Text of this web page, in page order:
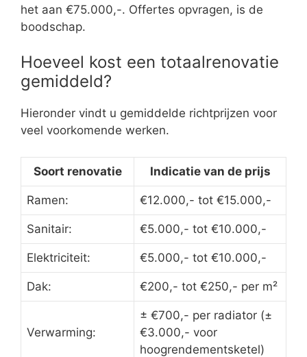
het aan €75.000,-. Offertes opvragen, is de
boodschap.
Hoeveel kost een totaalrenovatie
gemiddeld?
Hieronder vindt u gemiddelde richtprijzen voor
veel voorkomende werken.
Soort renovatie Indicatie van de prijs
Ramen: €12.000,- tot €15.000,-
Sanitair: €5.000,- tot €10.000,-
Elektriciteit: €5.000,- tot €10.000,-
Dak: €200,- tot €250,- per m²
Verwarming:
± €700,- per radiator (±
€3.000,- voor
hoogrendementsketel)